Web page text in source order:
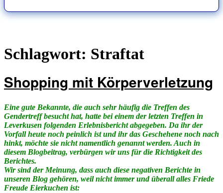
Schlagwort: Straftat
Shopping mit Körperverletzung
Eine gute Bekannte, die auch sehr häufig die Treffen des
Gendertreff besucht hat, hatte bei einem der letzten Treffen in
Leverkusen folgenden Erlebnisbericht abgegeben. Da ihr der
Vorfall heute noch peinlich ist und ihr das Geschehene noch nach
hinkt, möchte sie nicht namentlich genannt werden. Auch in
diesem Blogbeitrag, verbürgen wir uns für die Richtigkeit des
Berichtes.
Wir sind der Meinung, dass auch diese negativen Berichte in
unseren Blog gehören, weil nicht immer und überall alles Friede
Freude Eierkuchen ist: